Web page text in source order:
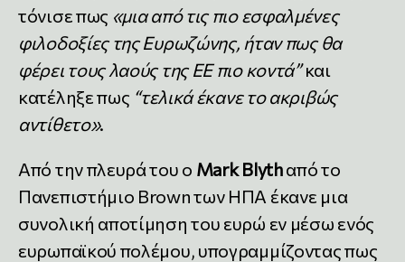
τόνισε πως «μια από τις πιο εσφαλμένες
φιλοδοξίες της Ευρωζώνης, ήταν πως θα
φέρει τους λαούς της ΕΕ πιο κοντά”και
κατέληξε πως “τελικά έκανε το ακριβώς
αντίθετο».
Από την πλευρά του ο Mark Blythαπό το
Πανεπιστήμιο Brown των ΗΠΑ έκανε μια
συνολική αποτίμηση του ευρώ εν μέσω ενός
ευρωπαϊκού πολέμου, υπογραμμίζοντας πως